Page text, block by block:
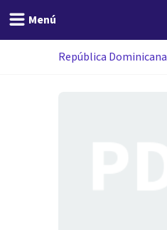
Menú
República Dominicana